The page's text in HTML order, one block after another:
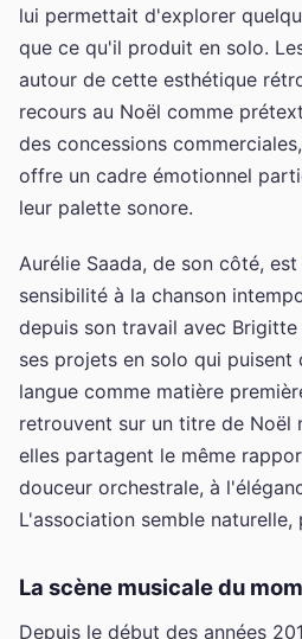
lui permettait d'explorer
que ce qu'il produit en solo.
autour de cette esthétique
recours au Noël comme
des concessions
offre un cadre émotionnel
leur palette sonore.
Aurélie Saada, de son côté,
sensibilité à la chanson
depuis son travail avec
ses projets en solo qui puisent
langue comme matière
retrouvent sur un titre de Noël
elles partagent le même
douceur orchestrale, à
L'association semble naturelle,
La scène musicale du
Depuis le début des années